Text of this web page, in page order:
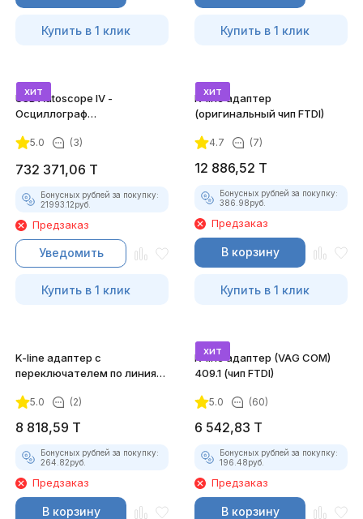
Купить в 1 клик Купить в 1 клик
хит
USB Autoscope IV -
Осциллограф
комплект)
5.0 (3)
732 371,06 T
Бонусных рублей за покупку:
21993.12руб.
Предзаказ
Уведомить
Купить в 1 клик
хит
K-line адаптер
(оригинальный чип FTDI)
4.7 (7)
12 886,52 T
Бонусных рублей за покупку:
386.98руб.
Предзаказ
В корзину
Купить в 1 клик
K-line адаптер с
переключателем по линиям
5.0 (2)
8 818,59 T
Бонусных рублей за покупку:
264.82руб.
Предзаказ
В корзину
хит
K-line адаптер (VAG COM)
409.1 (чип FTDI)
5.0 (60)
6 542,83 T
Бонусных рублей за покупку:
196.48руб.
Предзаказ
В корзину